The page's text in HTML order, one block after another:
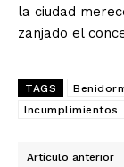
la ciudad
zanjado el
TAGS
Incumplimientos
Artículo anterior